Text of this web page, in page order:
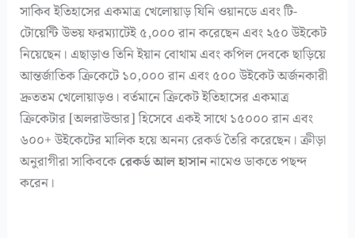
সাকিব ইতিহাসের একমাত্র খেলোয়াড় যিনি ওয়ানডে এবং টি-
টোয়েন্টি উভয় ফরম্যাটেই ৫,০০০ রান করেছেন এবং ২৫০ উইকেট
নিয়েছেন। এছাড়াও তিনি ইয়ান বোথাম এবং কপিল দেবকে ছাড়িয়ে
আন্তর্জাতিক ক্রিকেটে ১০,০০০ রান এবং ৫০০ উইকেট অর্জনকারী
দ্রুততম খেলোয়াড়ও। বর্তমানে ক্রিকেট ইতিহাসের একমাত্র
ক্রিকেটার [অলরাউন্ডার] হিসেবে একই সাথে ১৫০০০ রান এবং
৬০০+ উইকেটের মালিক হয়ে অনন্য রেকর্ড তৈরি করেছেন। ক্রীড়া
অনুরাগীরা সাকিবকেরেকর্ড আল হাসাননামেও ডাকতে পছন্দ
করেন।